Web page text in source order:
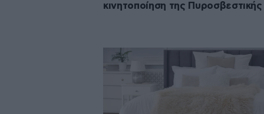
κινητοποίηση της Πυροσβεστικής